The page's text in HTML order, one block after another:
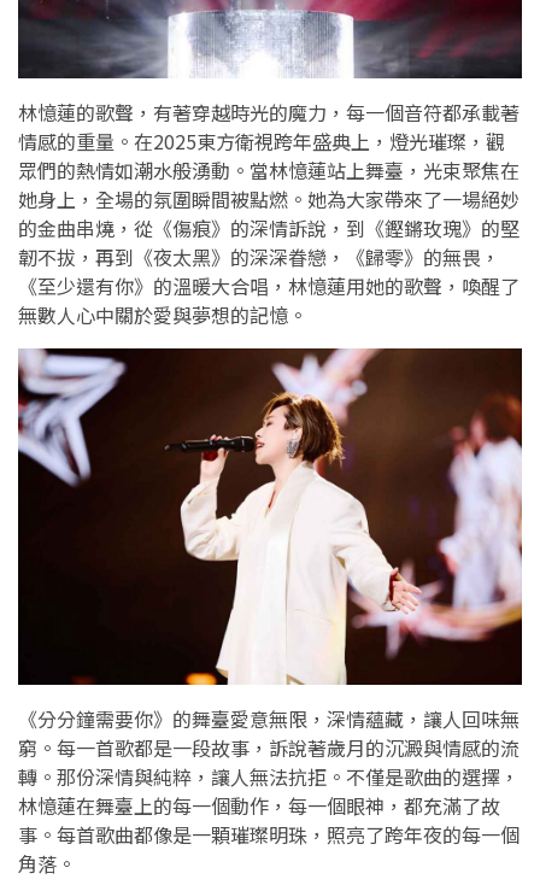
林憶蓮的歌聲，有著穿越時光的魔力，每一個音符都承載著
情感的重量。在2025東方衛視跨年盛典上，燈光璀璨，觀
眾們的熱情如潮水般湧動。當林憶蓮站上舞臺，光束聚焦在
她身上，全場的氛圍瞬間被點燃。她為大家帶來了一場絕妙
的金曲串燒，從《傷痕》的深情訴說，到《鏗鏘玫瑰》的堅
韌不拔，再到《夜太黑》的深深眷戀，《歸零》的無畏，
《至少還有你》的溫暖大合唱，林憶蓮用她的歌聲，喚醒了
無數人心中關於愛與夢想的記憶。
《分分鐘需要你》的舞臺愛意無限，深情蘊藏，讓人回味無
窮。每一首歌都是一段故事，訴說著歲月的沉澱與情感的流
轉。那份深情與純粹，讓人無法抗拒。不僅是歌曲的選擇，
林憶蓮在舞臺上的每一個動作，每一個眼神，都充滿了故
事。每首歌曲都像是一顆璀璨明珠，照亮了跨年夜的每一個
角落。